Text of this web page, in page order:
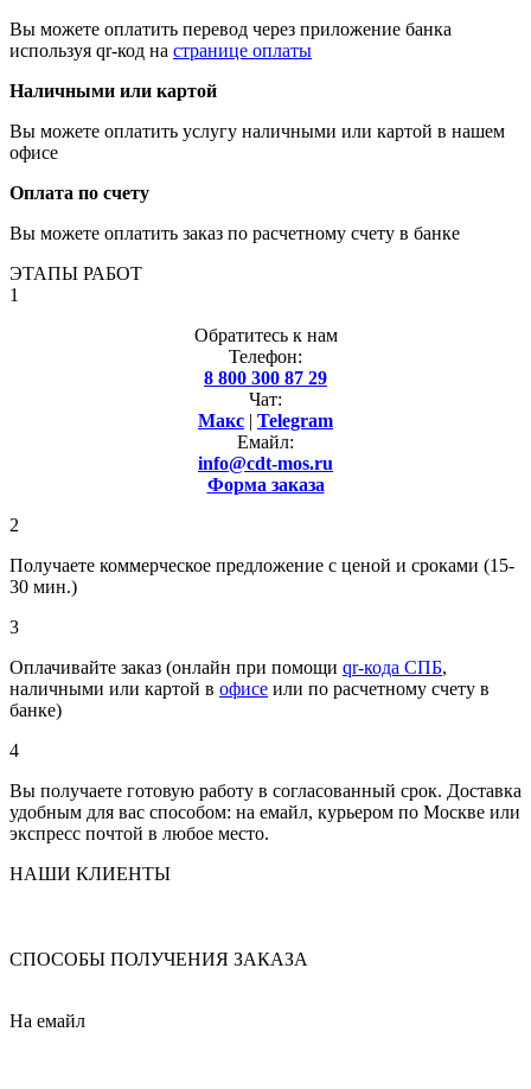
Вы можете оплатить перевод через приложение банка
используя qr-код на странице оплаты
Наличными или картой
Вы можете оплатить услугу наличными или картой в нашем
офисе
Оплата по счету
Вы можете оплатить заказ по расчетному счету в банке
ЭТАПЫ РАБОТ
1
Обратитесь к нам
Телефон:
8 800 300 87 29
Чат:
Макс | Telegram
Емайл:
info@cdt-mos.ru
Форма заказа
2
Получаете коммерческое предложение с ценой и сроками (15-
30 мин.)
3
Оплачивайте заказ (онлайн при помощи qr-кода СПБ,
наличными или картой в офисе или по расчетному счету в
банке)
4
Вы получаете готовую работу в согласованный срок. Доставка
удобным для вас способом: на емайл, курьером по Москве или
экспресс почтой в любое место.
НАШИ КЛИЕНТЫ
СПОСОБЫ ПОЛУЧЕНИЯ ЗАКАЗА
На емайл